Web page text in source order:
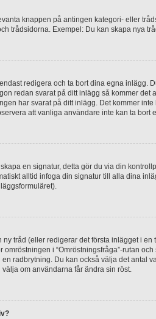
knappen på antingen kategori- eller
trådsidorna. Exempel: Du kan skapa nya
redigera och ta bort dina egna
redan svarat på ditt inlägg så kommer
har svarat på ditt inlägg. Det kommer
att vanliga användare inte kan ta bort
en signatur, detta gör du via din
alltid infoga din signatur till alla dina
tråd (eller redigerar det första inlägget i
i “Omröstningsfråga”-rutan
radbrytning. Du kan också välja det antal
om användarna får ändra sin röst.